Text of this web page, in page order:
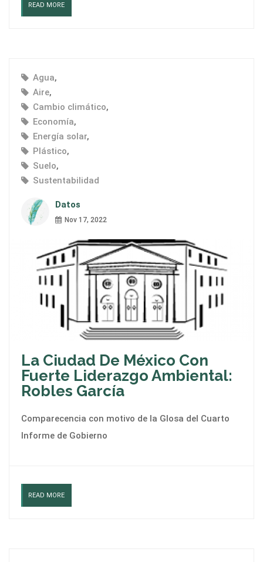
READ MORE
Agua,
Aire,
Cambio climático,
Economía,
Energía solar,
Plástico,
Suelo,
Sustentabilidad
Datos
Nov 17, 2022
La Ciudad De México Con
Fuerte Liderazgo Ambiental:
Robles García
Comparecencia con motivo de la Glosa del Cuarto
Informe de Gobierno
READ MORE